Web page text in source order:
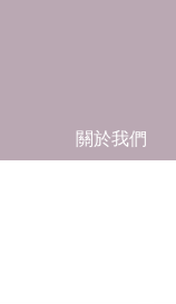
關於我們